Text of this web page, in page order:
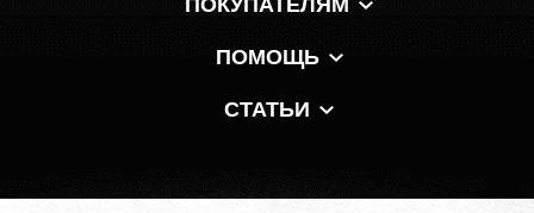
ПОМОЩЬ
СТАТЬИ